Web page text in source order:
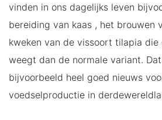
vinden in ons dagelijks leven
bereiding van kaas , het brouwen
kweken van de vissoort tilapia die
weegt dan de normale variant.
bijvoorbeeld heel goed nieuws
voedselproductie in